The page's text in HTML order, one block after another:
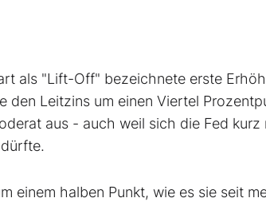
als "Lift-Off" bezeichnete erste
den Leitzins um einen Viertel
aus - auch weil sich die Fed kurz
einem halben Punkt, wie es sie seit